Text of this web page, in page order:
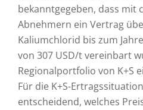
bekanntgegeben, dass mit
Abnehmern ein Vertrag
Kaliumchlorid bis zum
von 307 USD/t vereinbart
Regionalportfolio von K+S
Für die K+S-
entscheidend, welches